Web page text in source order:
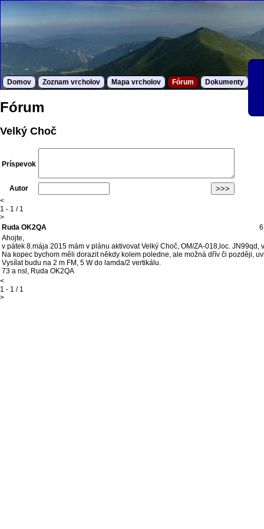
Domov Zoznam vrcholov Mapa vrcholov Fórum Dokumenty
Fórum
Velký Choč
Príspevok
Autor
<
1 - 1 / 1
>
Ruda OK2QA
Ahojte,
v pátek 8.mája 2015 mám v plánu aktivovat Velký Choč, OM/ZA-018,loc. JN99qd,
Na kopec bychom měli dorazit někdy kolem poledne, ale možná dřív či později,
Vysílat budu na 2 m FM, 5 W do lamda/2 vertikálu.
73 a nsl, Ruda OK2QA
<
1 - 1 / 1
>